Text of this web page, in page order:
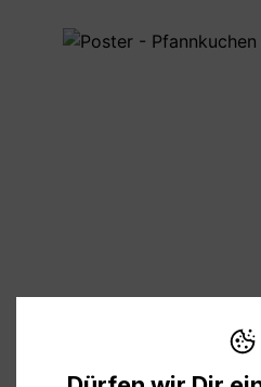
Bildergalerie überspringen
Preise inkl. MwSt. zzgl. Versandkosten